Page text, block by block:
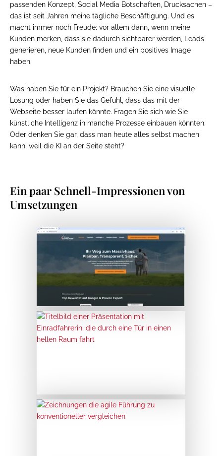
passenden Konzept, Social Media Botschaften, Drucksachen –
das ist seit Jahren meine tägliche Beschäftigung. Und es
macht immer noch Freude; vor allem dann, wenn meine
Kunden merken, dass sie dadurch sichtbarer werden, Leads
generieren, neue Kunden finden und ein positives Image
haben.
Was haben Sie für ein Projekt? Brauchen Sie eine visuelle
Lösung oder haben Sie das Gefühl, dass das mit der
Webseite besser laufen könnte. Fragen Sie sich wie Sie
künstliche Intelligenz in manche Prozesse einbauen könnten.
Oder denken Sie gar, dass man heute alles selbst machen
kann, weil die KI an der Seite steht?
Ein paar Schnell-Impressionen von
Umsetzungen